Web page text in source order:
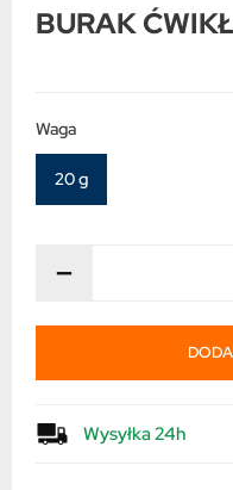
BURAK
Waga
20 g
−
Wysyłka 24h